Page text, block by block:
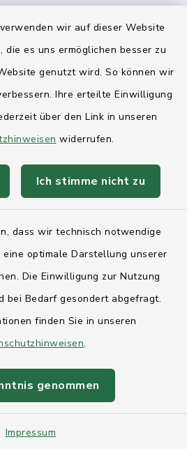
wir auf dieser Website
die es uns ermöglichen besser zu
genutzt wird. So können wir
Ihre erteilte Einwilligung
über den Link in unseren
widerrufen.
Ich stimme nicht zu
dass wir technisch notwendige
eine optimale Darstellung unserer
Die Einwilligung zur Nutzung
bei Bedarf gesondert abgefragt.
finden Sie in unseren
.
genommen
Impressum
115
Schleswig-Holstein
Anfahrt
Sitemap
Intranet